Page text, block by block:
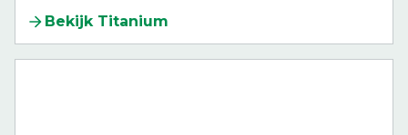
Bekijk Titanium